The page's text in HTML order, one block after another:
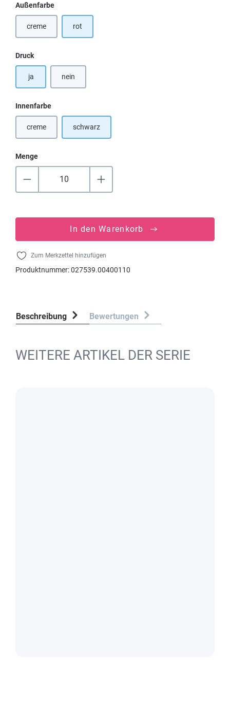
Außenfarbeauswählen
creme(Diese Option ist zurzeit nicht verfügbar.)
rot
Druckauswählen
ja nein
Innenfarbeauswählen
creme(Diese Option ist zurzeit nicht verfügbar.)
schwarz
Menge
In den Warenkorb
Zum Merkzettel hinzufügen
Produktnummer:027539.00400110
Beschreibung Bewertungen
WEITERE ARTIKEL DER SERIE